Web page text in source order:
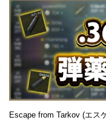
Escape from Tarkov (エス